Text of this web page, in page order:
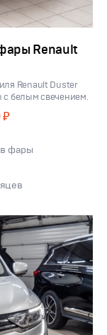
Renault
Renault Duster
с белым свечением.
₽
фары